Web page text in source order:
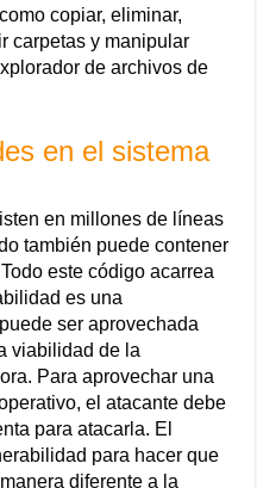
copiar, eliminar,
carpetas y manipular
de archivos de
en el sistema
en millones de líneas
también puede contener
este código acarrea
es una
ser aprovechada
viabilidad de la
Para aprovechar una
el atacante debe
para atacarla. El
para hacer que
diferente a la